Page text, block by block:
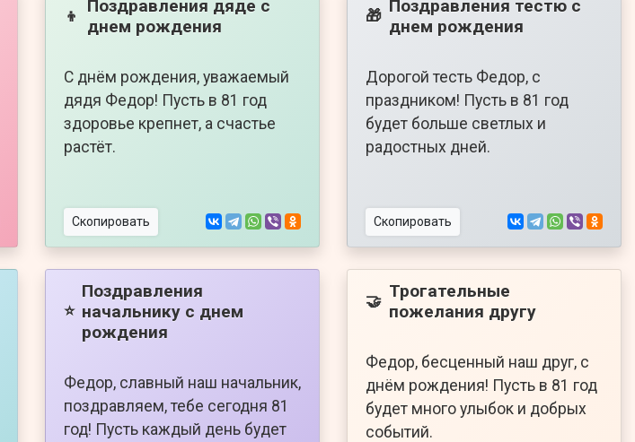
👦
Поздравления дяде с
днем рождения
С днём рождения, уважаемый
дядя Федор! Пусть в 81 год
здоровье крепнет, а счастье
растёт.
Скопировать
🎁 Поздравления тестю с
днем рождения
Дорогой тесть Федор, с
праздником! Пусть в 81 год
будет больше светлых и
радостных дней.
Скопировать
⭐
Поздравления
начальнику с днем
рождения
Федор, славный наш начальник,
поздравляем, тебе сегодня 81
год! Пусть каждый день будет
🤝 Трогательные
пожелания другу
Федор, бесценный наш друг, с
днём рождения! Пусть в 81 год
будет много улыбок и добрых
событий.